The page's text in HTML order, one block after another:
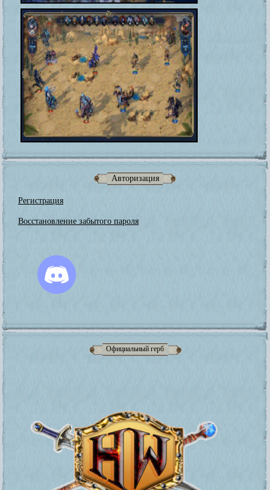
Авторизация
Регистрация
Восстановление забытого пароля
Официальный герб